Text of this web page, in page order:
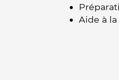
Aide à